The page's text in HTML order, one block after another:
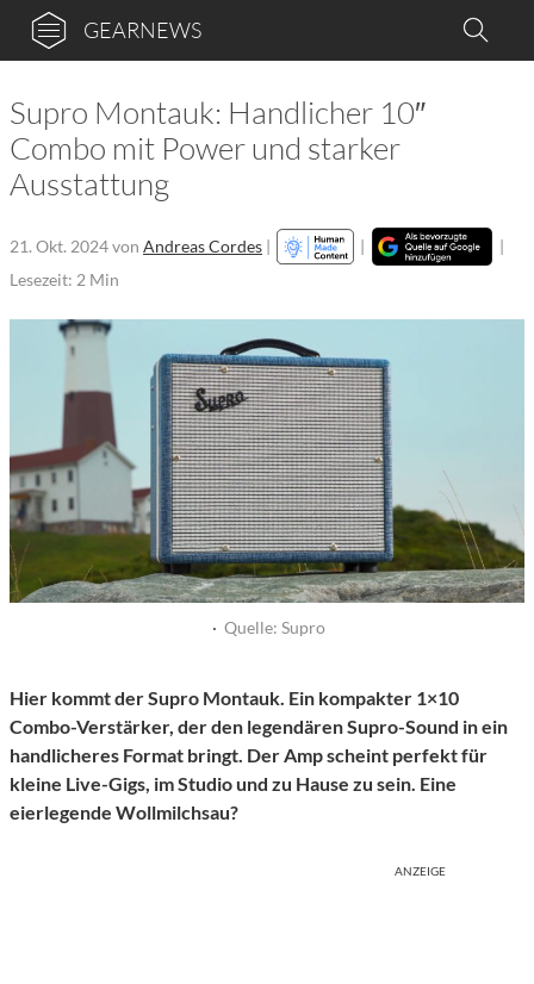
GEARNEWS
Supro Montauk: Handlicher 10″
Combo mit Power und starker
Ausstattung
21. Okt. 2024von Andreas Cordes | |
|
Lesezeit: 2 Min
· Quelle: Supro
Hier kommt der Supro Montauk. Ein kompakter 1×10
Combo-Verstärker, der den legendären Supro-Sound in ein
handlicheres Format bringt. Der Amp scheint perfekt für
kleine Live-Gigs, im Studio und zu Hause zu sein. Eine
eierlegende Wollmilchsau?
ANZEIGE